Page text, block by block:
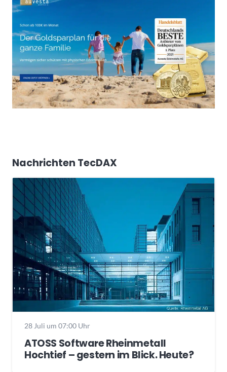
Nachrichten TecDAX
28 Juli um 07:00 Uhr
ATOSS Software Rheinmetall
Hochtief – gestern im Blick. Heute?